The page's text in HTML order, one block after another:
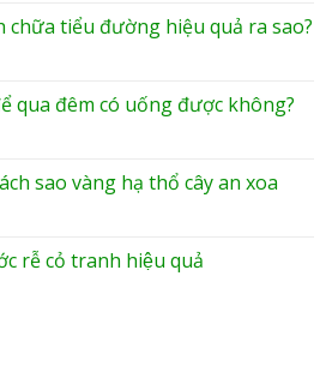
chữa tiểu đường hiệu quả ra sao?
qua đêm có uống được không?
sao vàng hạ thổ cây an xoa
rễ cỏ tranh hiệu quả